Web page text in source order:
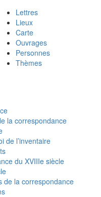
Lettres
Lieux
Carte
Ouvrages
Personnes
Thèmes
la correspondance
de l’inventaire
du XVIIIe siècle
de la correspondance